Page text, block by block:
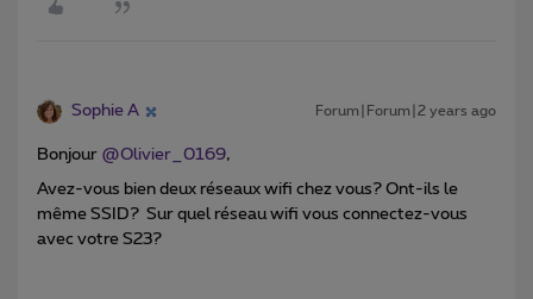
Sophie A Forum|Forum|2 years ago
Bonjour @Olivier_0169,
Avez-vous bien deux réseaux wifi chez vous? Ont-ils le
même SSID? Sur quel réseau wifi vous connectez-vous
avec votre S23?